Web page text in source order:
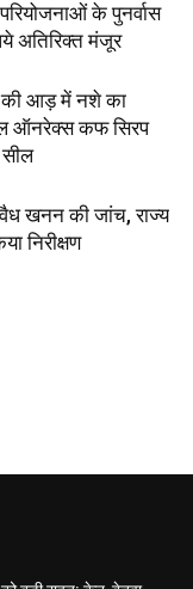
के पुनर्वास
अतिरिक्त मंजूर
की आड़ में नशे का
ऑनरेक्स कफ सिरप
सील
खनन की जांच, राज्य
निरीक्षण